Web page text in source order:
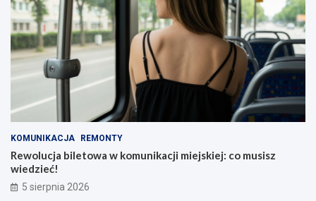
KOMUNIKACJA REMONTY
Rewolucja biletowa w komunikacji miejskiej: co musisz
wiedzieć!
5 sierpnia 2026